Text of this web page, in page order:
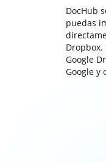
DocHub
puedas
Google
Google y